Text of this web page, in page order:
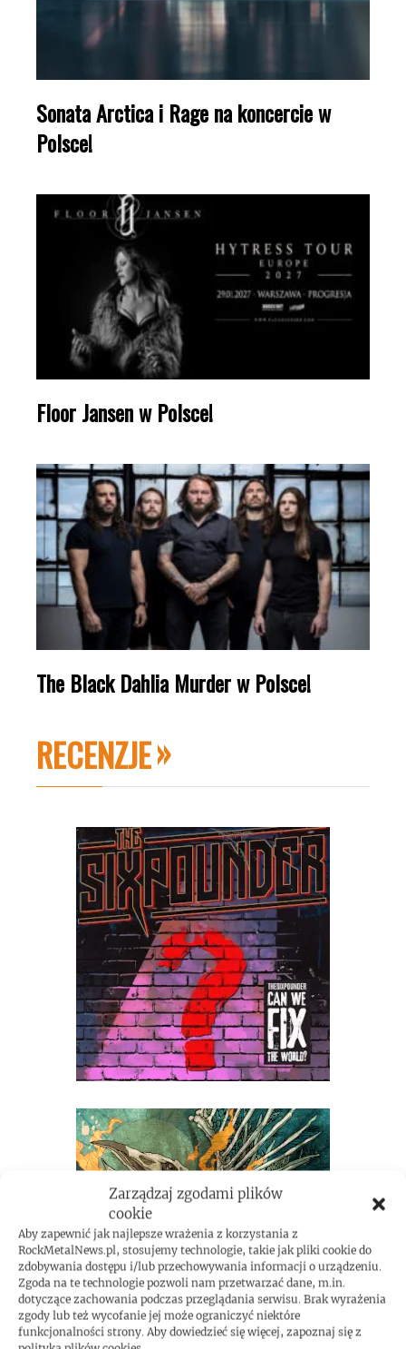
Zarządzaj zgodami plików
cookie
Aby zapewnić jak najlepsze wrażenia z korzystania z
RockMetalNews.pl, stosujemy technologie, takie jak pliki cookie do
zdobywania dostępu i/lub przechowywania informacji o urządzeniu.
Zgoda na te technologie pozwoli nam przetwarzać dane, m.in.
dotyczące zachowania podczas przeglądania serwisu. Brak wyrażenia
zgody lub też wycofanie jej może ograniczyć niektóre
funkcjonalności strony. Aby dowiedzieć się więcej, zapoznaj się z
Sonata Arctica i Rage na koncercie w
Polsce!
Floor Jansen w Polsce!
The Black Dahlia Murder w Polsce!
RECENZJE